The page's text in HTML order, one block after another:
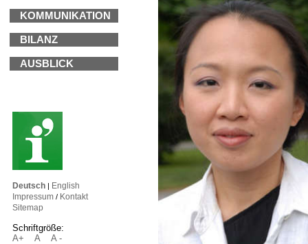
KOMMUNIKATION
BILANZ
AUSBLICK
Deutsch | English
Impressum / Kontakt
Sitemap
Schriftgröße:
A+
A A -